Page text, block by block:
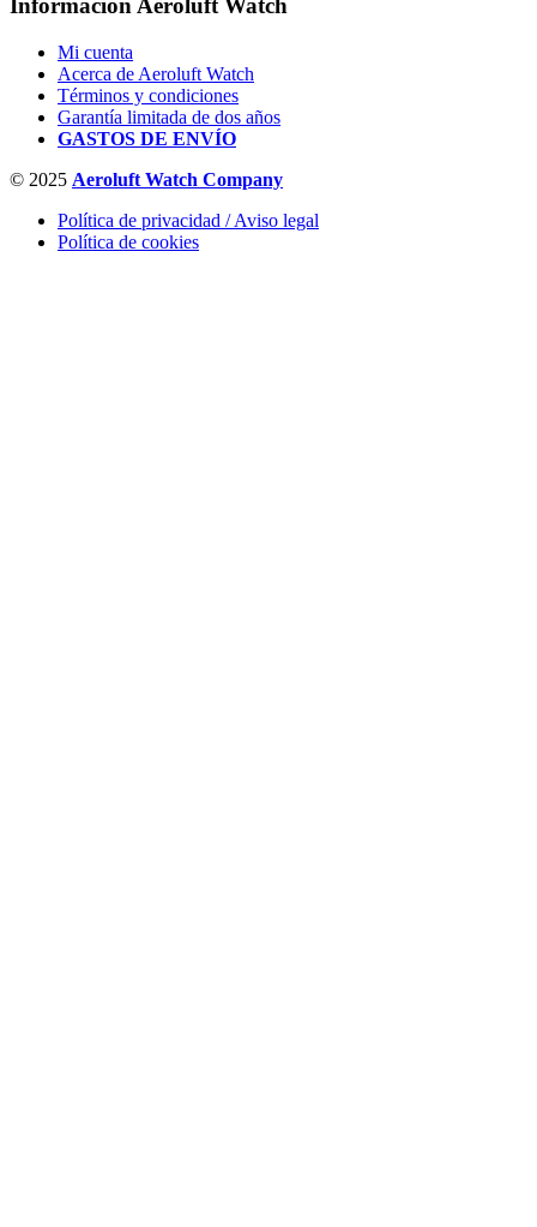
Información Aëroluft Watch
Mi cuenta
Acerca de Aeroluft Watch
Términos y condiciones
Garantía limitada de dos años
GASTOS DE ENVÍO
© 2025 Aeroluft Watch Company
Política de privacidad / Aviso legal
Política de cookies